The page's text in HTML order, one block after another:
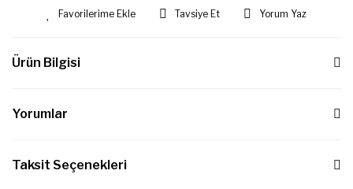
Tavsiye Et Yorum Yaz
Ürün Bilgisi
Yorumlar
Taksit Seçenekleri